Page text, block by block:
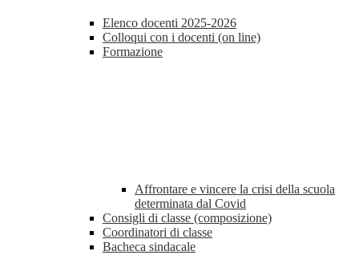
Elenco docenti 2025-2026
Colloqui con i docenti (on line)
Formazione
Affrontare e vincere la crisi della scuola
determinata dal Covid
Consigli di classe (composizione)
Coordinatori di classe
Bacheca sindacale